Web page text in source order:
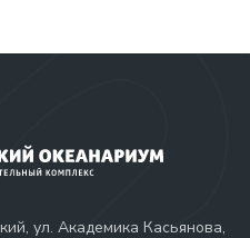
ул. Академика Касьянова,